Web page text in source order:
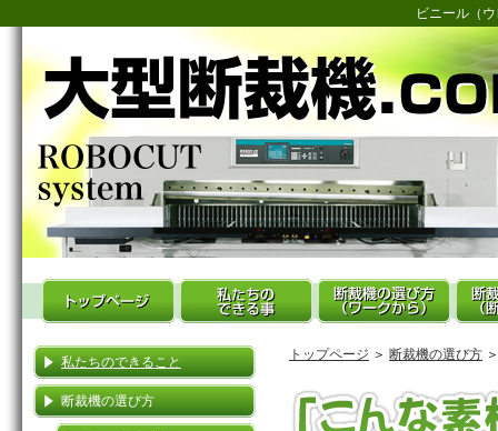
ビニール（
私たちのできること
断裁機の選び方
トップページ ＞ 断裁機の選び方